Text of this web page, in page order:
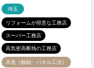
埼玉
リフォームが得意な工務店
スーパー工務店
高気密高断熱の工務店
木造（軸組・パネル工法）